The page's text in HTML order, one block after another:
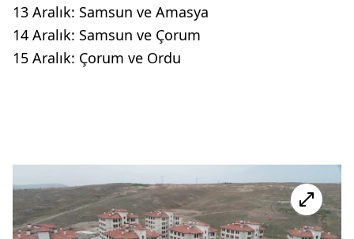
13 Aralık: Samsun ve Amasya
14 Aralık: Samsun ve Çorum
15 Aralık: Çorum ve Ordu